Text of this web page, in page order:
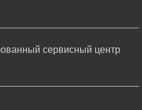
сервисный центр